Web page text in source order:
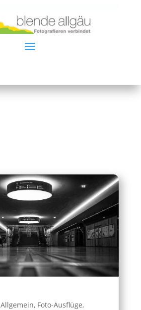
Allgemein, Foto-Ausflüge,